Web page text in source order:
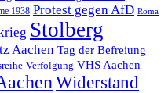
1938 Protest gegen AfD Roma
Stolberg
Aachen Tag der Befreiung
Verfolgung VHS Aachen
Widerstand